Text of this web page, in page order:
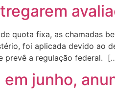
quota fixa, as chamadas
foi aplicada devido ao
prevê a regulação federal.
junho,